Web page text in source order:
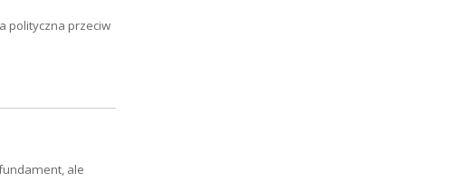
polityczna przeciw
ale